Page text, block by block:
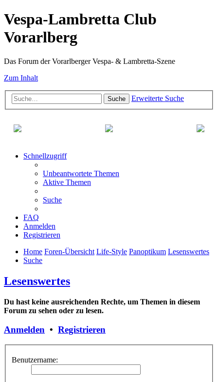
Vespa-Lambretta Club
Vorarlberg
Das Forum der Vorarlberger Vespa- & Lambretta-Szene
Zum Inhalt
Suche Erweiterte Suche
Schnellzugriff
Unbeantwortete Themen
Aktive Themen
Suche
FAQ
Anmelden
Registrieren
Home Foren-Übersicht Life-Style Panoptikum Lesenswertes
Suche
Lesenswertes
Du hast keine ausreichenden Rechte, um Themen in diesem
Forum zu sehen oder zu lesen.
Anmelden • Registrieren
Benutzername: